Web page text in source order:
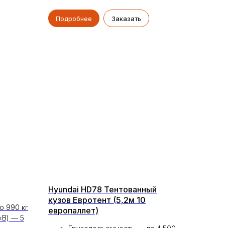
Подробнее Заказать
990 кг
— 5
Hyundai HD78 Тентованный
кузов Евротент (5,2м 10
европаллет)